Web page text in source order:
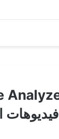
فيديوهات